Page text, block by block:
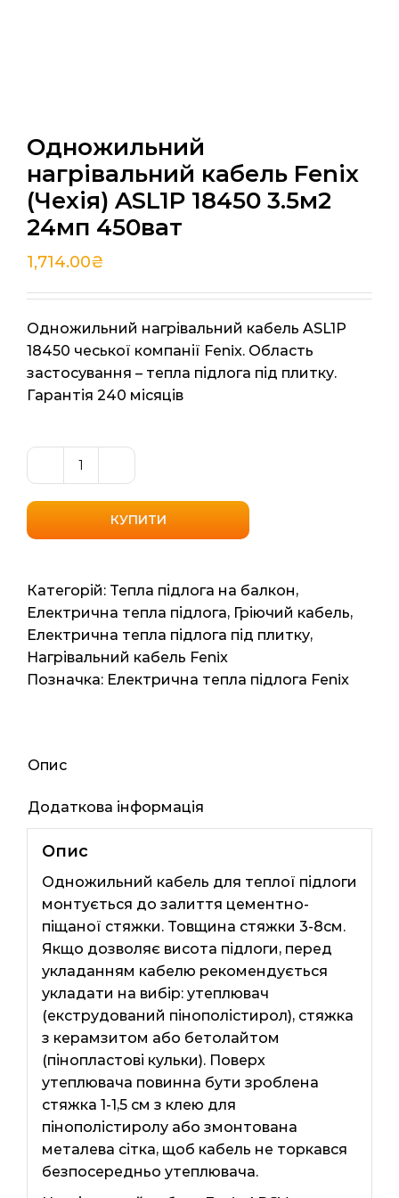
Одножильний
нагрівальний кабель Fenix
(Чехія) ASL1P 18450 3.5м2
24мп 450ват
1,714.00₴
Одножильний нагрівальний кабель ASL1P
18450 чеської компанії Fenix. Область
застосування – тепла підлога під плитку.
Гарантія 240 місяців
Одножильний
нагрівальний
кабель
Fenix
ASL1P
18450
3.5м2
24мп
450ват
КУПИТИ
Категорій: Тепла підлога на балкон,
Електрична тепла підлога, Гріючий кабель,
Електрична тепла підлога під плитку,
Нагрівальний кабель Fenix
Позначка: Електрична тепла підлога Fenix
Опис
Додаткова інформація
Опис
Одножильний кабель для теплої підлоги
монтується до залиття цементно-
піщаної стяжки. Товщина стяжки 3-8см.
Якщо дозволяє висота підлоги, перед
укладанням кабелю рекомендується
укладати на вибір: утеплювач
(екструдований пінополістирол), стяжка
з керамзитом або бетолайтом
(пінопластові кульки). Поверх
утеплювача повинна бути зроблена
стяжка 1-1,5 см з клею для
пінополістиролу або змонтована
металева сітка, щоб кабель не торкався
безпосередньо утеплювача.